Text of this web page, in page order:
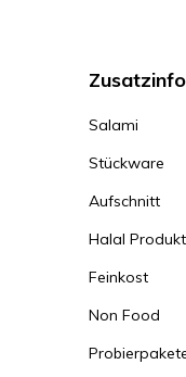
Salami
Stückware
Aufschnitt
Halal
Feinkost
Non Food